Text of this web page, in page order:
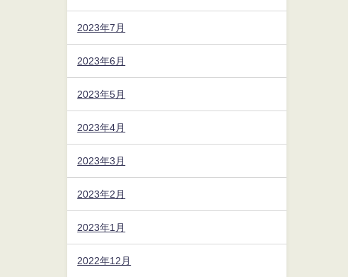
2023年7月
2023年6月
2023年5月
2023年4月
2023年3月
2023年2月
2023年1月
2022年12月